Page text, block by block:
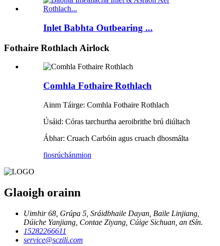
Inlet Babhta Outbearing ...
Fothaire Rothlach Airlock
Comhla Fothaire Rothlach
Ainm Táirge: Comhla Fothaire Rothlach
Úsáid: Córas tarchurtha aeroibrithe brú diúltach
Ábhar: Cruach Carbóin agus cruach dhosmálta
fiosrúchánmion
Glaoigh orainn
Uimhir 68, Grúpa 5, Sráidbhaile Dayan, Baile Linjiang,
Dúiche Yanjiang, Contae Ziyang, Cúige Sichuan, an tSín.
15282266611
service@sczili.com